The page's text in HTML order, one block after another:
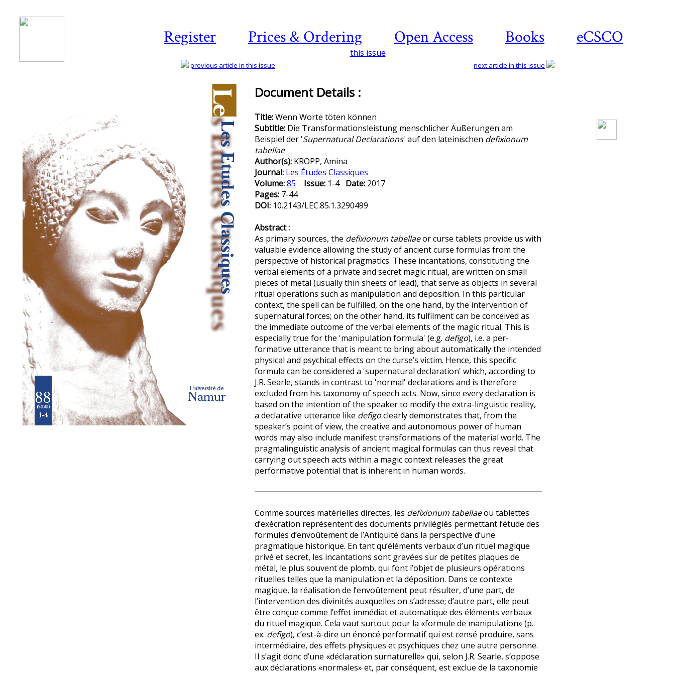
Register Prices & Ordering Open Access Books eCSCO
this issue
previous article in this issue next article in this issue
Document Details :
Title:Wenn Worte töten können
Subtitle: Die Transformationsleistung menschlicher Äußerungen am
Beispiel der 'Supernatural Declarations' auf den lateinischen defixionum
tabellae
Author(s): KROPP, Amina
Journal: Les Études Classiques
Volume:85 Issue: 1-4 Date: 2017
Pages: 7-44
DOI: 10.2143/LEC.85.1.3290499
Abstract :
As primary sources, the defixionum tabellaeor curse tablets provide us with
valuable evidence allowing the study of ancient curse formulas from the
per­spective of historical pragmatics. These incantations, constituting the
verbal ele­ments of a private and secret magic ritual, are written on small
pieces of metal (usu­ally thin sheets of lead), that serve as objects in several
ritual operations such as ma­nipulation and deposition. In this particular
context, the spell can be fulfilled, on the one hand, by the intervention of
supernatural forces; on the other hand, its fulfilment can be conceived as
the immediate outcome of the verbal elements of the magic ritual. This is
especially true for the 'manipulation formula' (e.g. defigo), i.e. a per­
formative utterance that is meant to bring about automatically the intended
physical and psychical effects on the curse’s victim. Hence, this specific
formula can be con­sidered a 'supernatural declaration' which, according to
J.R. Searle, stands in con­trast to 'normal' declarations and is therefore
excluded from his taxonomy of speech acts. Now, since every declaration is
based on the intention of the speaker to modify the extra-linguistic reality,
a declarative utterance like defigoclearly demon­strates that, from the
speaker’s point of view, the creative and autonomous power of human
words may also include manifest transformations of the material world. The
pragmalinguistic analysis of ancient magical formulas can thus reveal that
carrying out speech acts within a magic context releases the great
performative potential that is inherent in human words.
Comme sources matérielles directes, les defixionum tabellaeou tablettes
d’exécration représentent des documents privilégiés permettant l’étude des
formules d’envoûtement de l’Antiquité dans la perspective d’une
pragmatique historique. En tant qu’éléments verbaux d’un rituel magique
privé et secret, les incantations sont gravées sur de petites plaques de
métal, le plus souvent de plomb, qui font l’objet de plusieurs opérations
rituelles telles que la manipulation et la déposition. Dans ce contexte
magique, la réalisation de l’envoûtement peut résulter, d’une part, de
l’intervention des divinités auxquelles on s’adresse; d’autre part, elle peut
être conçue comme l’effet immédiat et automatique des éléments verbaux
du rituel ma­gique. Cela vaut surtout pour la «formule de manipulation» (p.
ex. defigo), c’est-à-dire un énoncé performatif qui est censé produire, sans
intermédiaire, des effets physiques et psychiques chez une autre personne.
Il s’agit donc d’une «déclaration surnaturelle» qui, selon J.R. Searle, s’oppose
aux déclarations «normales» et, par conséquent, est exclue de la taxonomie